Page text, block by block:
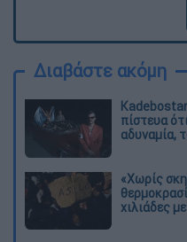
Διαβάστε ακόμη
πίστευα
αδυναμία,
«Χωρίς
χιλιάδες